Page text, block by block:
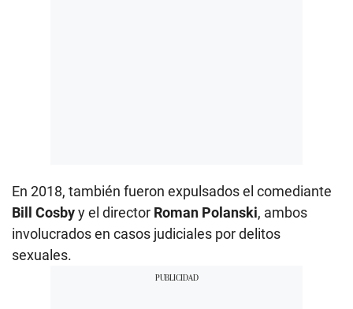
En 2018, también fueron expulsados el comediante
Bill Cosbyy el director Roman Polanski, ambos
involucrados en casos judiciales por delitos
sexuales.